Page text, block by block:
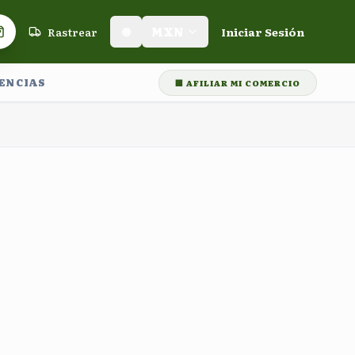
de compras
Rastrear Iniciar Sesión
🏢 AFILIAR MI COMERCIO